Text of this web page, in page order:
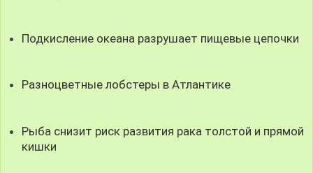
Подкисление океана разрушает пищевые цепочки
Разноцветные лобстеры в Атлантике
Рыба снизит риск развития рака толстой и прямой
кишки